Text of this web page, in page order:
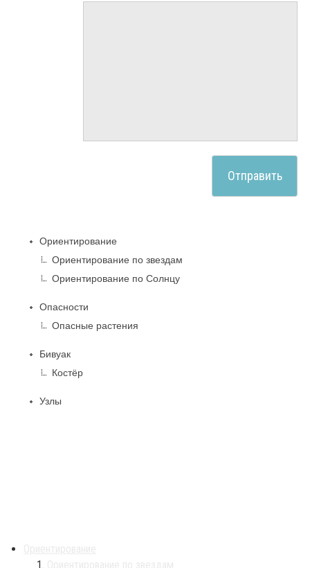
Ориентирование
Ориентирование по звездам
Ориентирование по Солнцу
Опасности
Опасные растения
Бивуак
Костёр
Узлы